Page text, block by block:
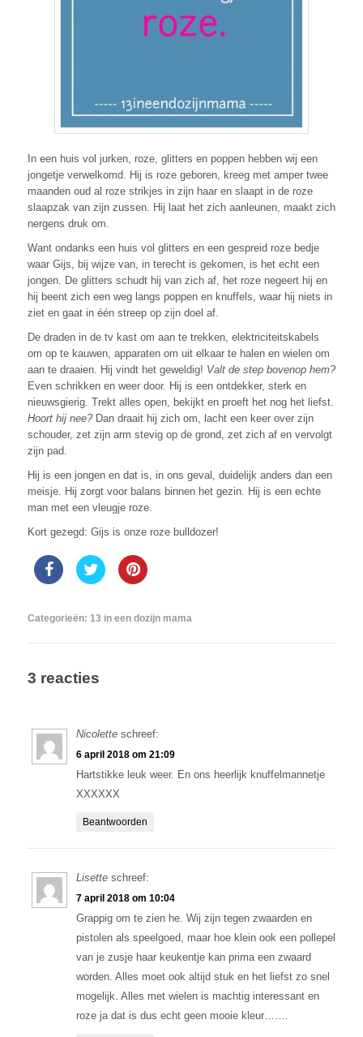
In een huis vol jurken, roze, glitters en poppen hebben wij een
jongetje verwelkomd. Hij is roze geboren, kreeg met amper twee
maanden oud al roze strikjes in zijn haar en slaapt in de roze
slaapzak van zijn zussen. Hij laat het zich aanleunen, maakt zich
nergens druk om.
Want ondanks een huis vol glitters en een gespreid roze bedje
waar Gijs, bij wijze van, in terecht is gekomen, is het echt een
jongen. De glitters schudt hij van zich af, het roze negeert hij en
hij beent zich een weg langs poppen en knuffels, waar hij niets in
ziet en gaat in één streep op zijn doel af.
De draden in de tv kast om aan te trekken, elektriciteitskabels
om op te kauwen, apparaten om uit elkaar te halen en wielen om
aan te draaien. Hij vindt het geweldig! Valt de step bovenop hem?
Even schrikken en weer door. Hij is een ontdekker, sterk en
nieuwsgierig. Trekt alles open, bekijkt en proeft het nog het liefst.
Hoort hij nee? Dan draait hij zich om, lacht een keer over zijn
schouder, zet zijn arm stevig op de grond, zet zich af en vervolgt
zijn pad.
Hij is een jongen en dat is, in ons geval, duidelijk anders dan een
meisje. Hij zorgt voor balans binnen het gezin. Hij is een echte
man met een vleugje roze.
Kort gezegd: Gijs is onze roze bulldozer!
Categorieën: 13 in een dozijn mama
3 reacties
Nicolette schreef:
6 april 2018 om 21:09
Hartstikke leuk weer. En ons heerlijk knuffelmannetje
XXXXXX
Beantwoorden
Lisette schreef:
7 april 2018 om 10:04
Grappig om te zien he. Wij zijn tegen zwaarden en
pistolen als speelgoed, maar hoe klein ook een pollepel
van je zusje haar keukentje kan prima een zwaard
worden. Alles moet ook altijd stuk en het liefst zo snel
mogelijk. Alles met wielen is machtig interessant en
roze ja dat is dus echt geen mooie kleur…….